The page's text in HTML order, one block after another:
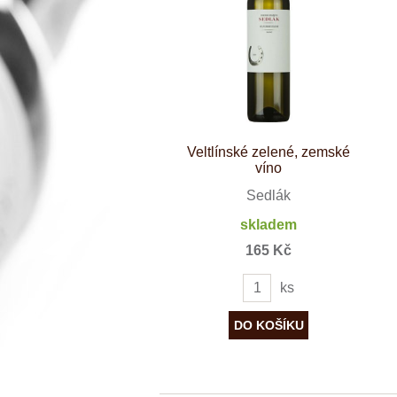
Morava
Wachau
Veltlínské zelené, zemské
víno
Sedlák
skladem
165 Kč
ks